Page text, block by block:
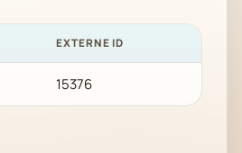
EXTERNE ID
15376